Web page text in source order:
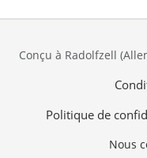
Conçu à Radolfzell
Politique de
Nous